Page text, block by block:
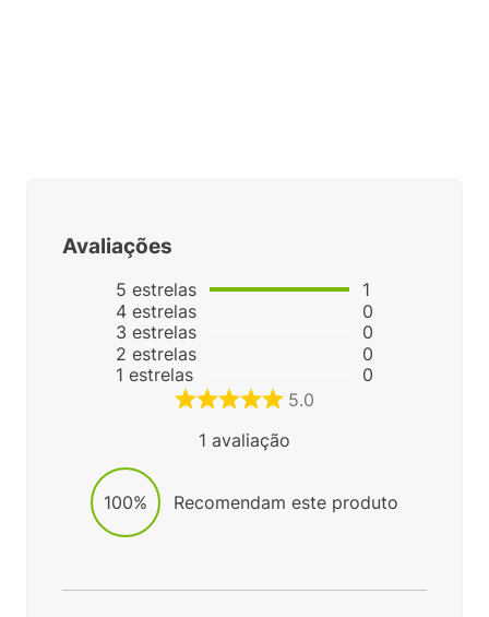
Avaliações
5 estrelas
4 estrelas
3 estrelas
2 estrelas
1 estrelas
1
0
0
0
0
5.0
1 avaliação
100% Recomendam este produto